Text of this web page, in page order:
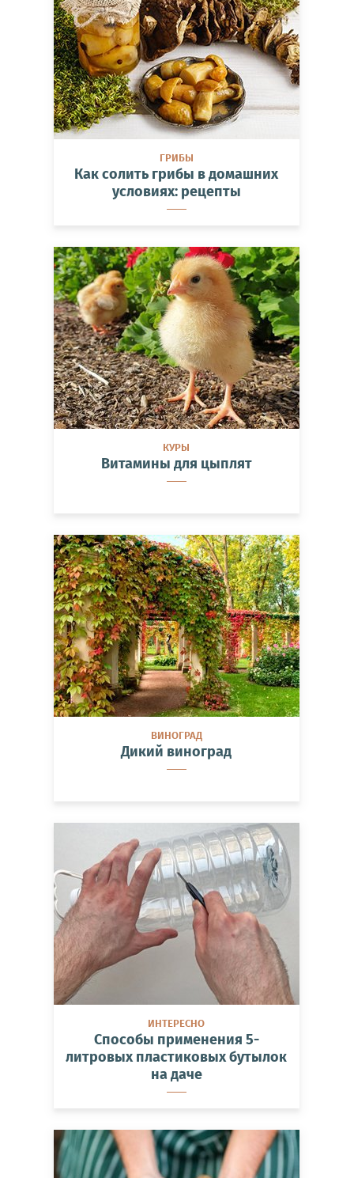
ГРИБЫ
Как солить грибы в домашних
условиях: рецепты
КУРЫ
Витамины для цыплят
ВИНОГРАД
Дикий виноград
ИНТЕРЕСНО
Способы применения 5-
литровых пластиковых бутылок
на даче